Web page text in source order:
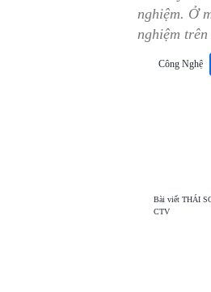
nghiệm. Ở
nghiệm
Công Nghệ
Bài viết THÁI
CTV